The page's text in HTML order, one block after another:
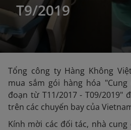
T9/2019
Tổng công ty Hàng Không
mua sắm gói hàng hóa
đoạn từ T11/2017 - T09/2019"
trên các chuyến bay của
Kính mời các đối tác, nhà